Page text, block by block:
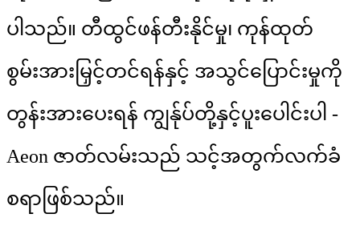
ပါသည်။ တီထွင်ဖန်တီးနိုင်မှု၊ ကုန်ထုတ်
စွမ်းအားမြှင့်တင်ရန်နှင့် အသွင်ပြောင်းမှုကို
တွန်းအားပေးရန် ကျွန်ုပ်တို့နှင့်ပူးပေါင်းပါ -
Aeon ဇာတ်လမ်းသည် သင့်အတွက်လက်ခံ
စရာဖြစ်သည်။